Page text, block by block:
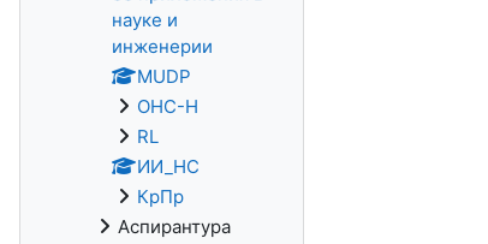
науке и
инженерии
MUDP
ОНС-Н
RL
ИИ_НС
КрПр
Аспирантура